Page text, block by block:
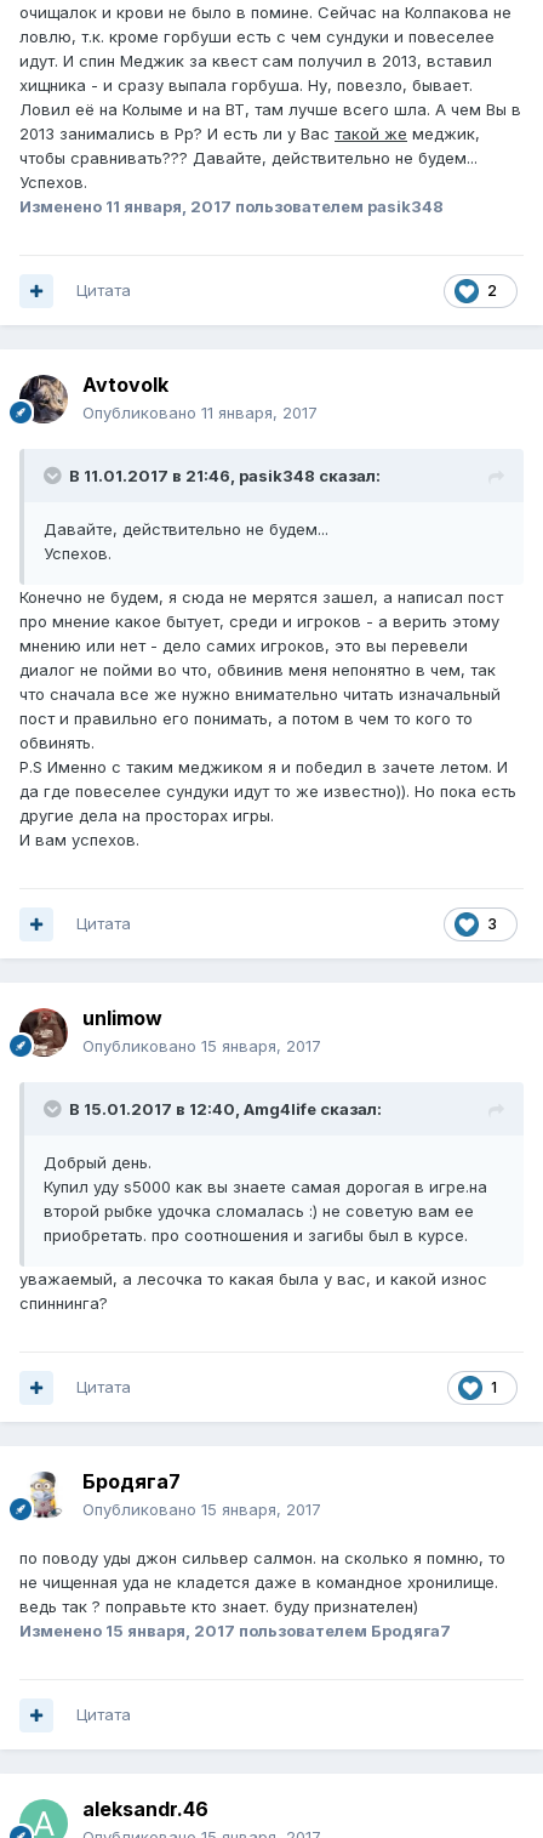
очищалок и крови не было в помине. Сейчас на Колпакова не
ловлю, т.к. кроме горбуши есть с чем сундуки и повеселее
идут. И спин Меджик за квест сам получил в 2013, вставил
хищника - и сразу выпала горбуша. Ну, повезло, бывает.
Ловил её на Колыме и на ВТ, там лучше всего шла. А чем Вы в
2013 занимались в Рр? И есть ли у Вас такой же меджик,
чтобы сравнивать??? Давайте, действительно не будем...
Успехов.
Изменено 11 января, 2017 пользователем pasik348
2
Цитата
Avtovolk
Опубликовано 11 января, 2017
В 11.01.2017 в 21:46, pasik348 сказал:
Давайте, действительно не будем...
Успехов.
Конечно не будем, я сюда не мерятся зашел, а написал пост
про мнение какое бытует, среди и игроков - а верить этому
мнению или нет - дело самих игроков, это вы перевели
диалог не пойми во что, обвинив меня непонятно в чем, так
что сначала все же нужно внимательно читать изначальный
пост и правильно его понимать, а потом в чем то кого то
обвинять.
P.S Именно с таким меджиком я и победил в зачете летом. И
да где повеселее сундуки идут то же известно)). Но пока есть
другие дела на просторах игры.
И вам успехов.
3
Цитата
unlimow
Опубликовано 15 января, 2017
В 15.01.2017 в 12:40, Amg4life сказал:
Добрый день.
Купил уду s5000 как вы знаете самая дорогая в игре.на
второй рыбке удочка сломалась :) не советую вам ее
приобретать. про соотношения и загибы был в курсе.
уважаемый, а лесочка то какая была у вас, и какой износ
спиннинга?
1
Цитата
Бродяга7
Опубликовано 15 января, 2017
по поводу уды джон сильвер салмон. на сколько я помню, то
не чищенная уда не кладется даже в командное хронилище.
ведь так ? поправьте кто знает. буду признателен)
Изменено 15 января, 2017 пользователем Бродяга7
Цитата
aleksandr.46